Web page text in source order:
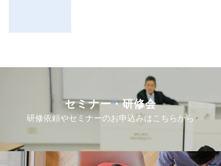
セミナー・研修会
研修依頼やセミナーのお申込みはこちらから